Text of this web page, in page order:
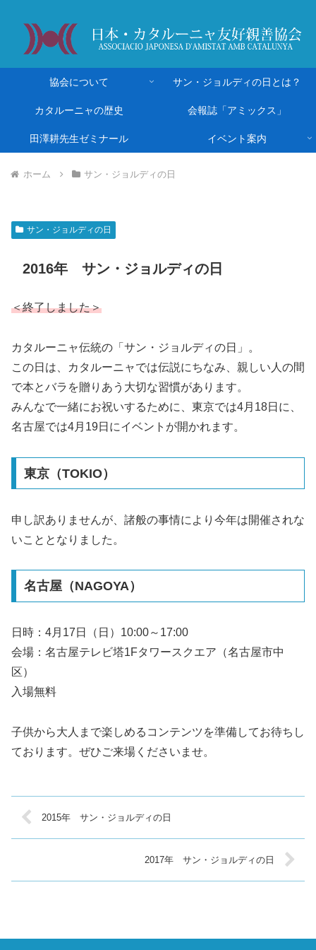
協会について サン・ジョルディの日とは？
カタルーニャの歴史 会報誌「アミックス」
田澤耕先生ゼミナール イベント案内
ホーム サン・ジョルディの日
サン・ジョルディの日
2016年 サン・ジョルディの日
＜終了しました＞
カタルーニャ伝統の「サン・ジョルディの日」。
この日は、カタルーニャでは伝説にちなみ、親しい人の間
で本とバラを贈りあう大切な習慣があります。
みんなで一緒にお祝いするために、東京では4月18日に、
名古屋では4月19日にイベントが開かれます。
東京（TOKIO）
申し訳ありませんが、諸般の事情により今年は開催されな
いこととなりました。
名古屋（NAGOYA）
日時：4月17日（日）10:00～17:00
会場：名古屋テレビ塔1Fタワースクエア（名古屋市中
区）
入場無料
子供から大人まで楽しめるコンテンツを準備してお待ちし
ております。ぜひご来場くださいませ。
2015年 サン・ジョルディの日
2017年 サン・ジョルディの日